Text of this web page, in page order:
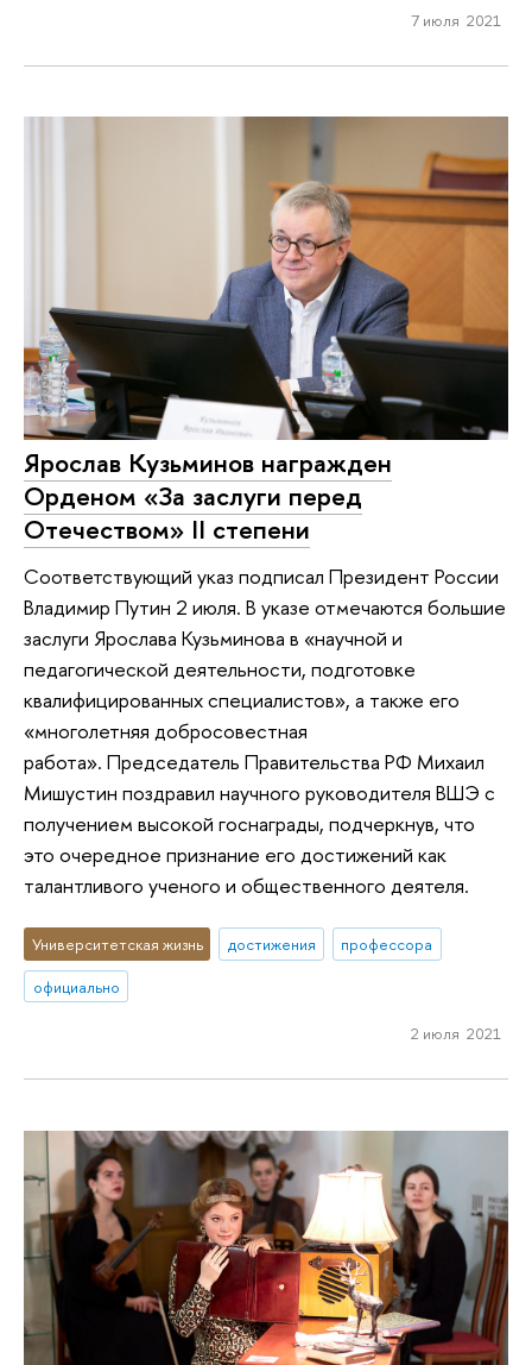
7 июля 2021
Ярослав Кузьминов награжден
Орденом «За заслуги перед
Отечеством» II степени
Соответствующий указ подписал Президент России
Владимир Путин 2 июля. В указе отмечаются большие
заслуги Ярослава Кузьминова в «научной и
педагогической деятельности, подготовке
квалифицированных специалистов», а также его
«многолетняя добросовестная
работа». Председатель Правительства РФ Михаил
Мишустин поздравил научного руководителя ВШЭ с
получением высокой госнаграды, подчеркнув, что
это очередное признание его достижений как
талантливого ученого и общественного деятеля.
Университетская жизнь достижения
профессора
официально
2 июля 2021